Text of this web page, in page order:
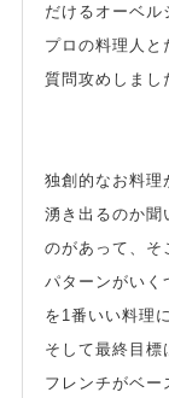
だけるオーベル
プロの料理人と
質問攻めしまし
独創的なお料理
湧き出るのか聞
のがあって、そ
パターンがいく
を1番いい料理
そして最終目標
フレンチがベー